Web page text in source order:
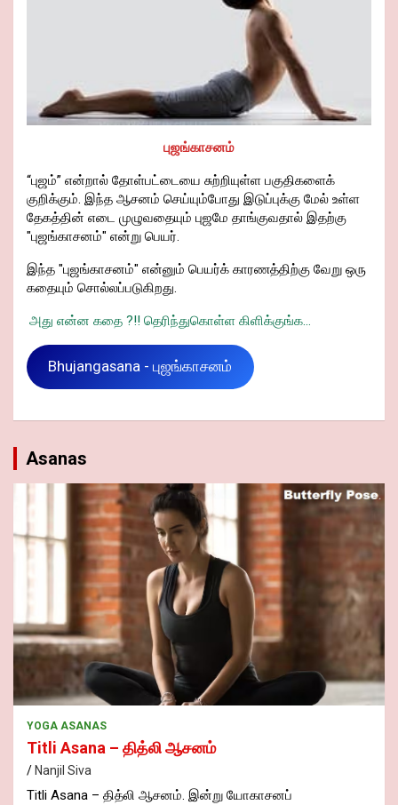
புஜங்காசனம்
“புஜம்” என்றால் தோள்பட்டையை சுற்றியுள்ள பகுதிகளைக்
குறிக்கும். இந்த ஆசனம் செய்யும்போது இடுப்புக்கு மேல் உள்ள
தேகத்தின் எடை முழுவதையும் புஜமே தாங்குவதால் இதற்கு
"புஜங்காசனம்" என்று பெயர்.
இந்த "புஜங்காசனம்" என்னும் பெயர்க் காரணத்திற்கு வேறு ஒரு
கதையும் சொல்லப்படுகிறது.
அது என்ன கதை ?!! தெரிந்துகொள்ள கிளிக்குங்க...
Bhujangasana - புஜங்காசனம்
Asanas
YOGA ASANAS
Titli Asana – தித்லி ஆசனம்
Nanjil Siva
Titli Asana – தித்லி ஆசனம். இன்று யோகாசனப்